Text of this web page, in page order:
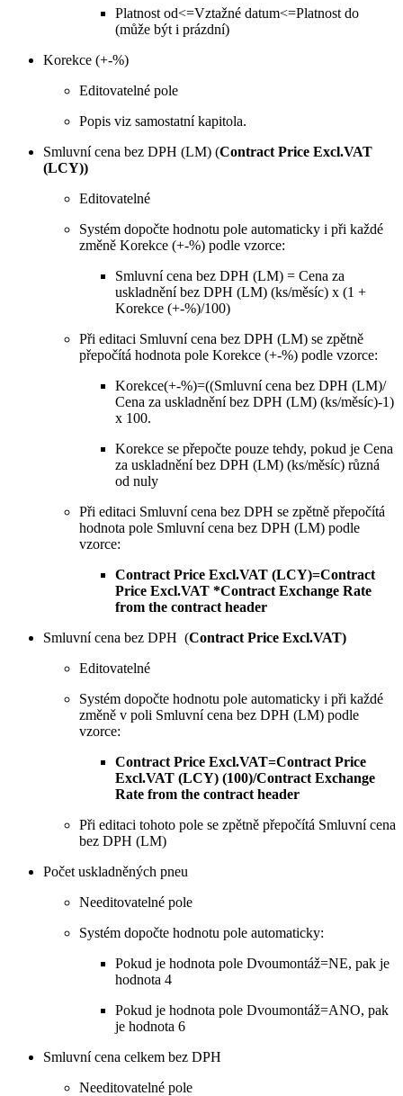
Platnost od<=Vztažné datum<=Platnost do
(může být i prázdní)
Korekce (+-%)
Editovatelné pole
Popis viz samostatní kapitola.
Smluvní cena bez DPH (LM) (Contract Price Excl.VAT
(LCY))
Editovatelné
Systém dopočte hodnotu pole automaticky i při každé
změně Korekce (+-%) podle vzorce:
Smluvní cena bez DPH (LM) = Cena za
uskladnění bez DPH (LM) (ks/měsíc) x (1 +
Korekce (+-%)/100)
Při editaci Smluvní cena bez DPH (LM) se zpětně
přepočítá hodnota pole Korekce (+-%) podle vzorce:
Korekce(+-%)=((Smluvní cena bez DPH (LM)/
Cena za uskladnění bez DPH (LM) (ks/měsíc)-1)
x 100.
Korekce se přepočte pouze tehdy, pokud je Cena
za uskladnění bez DPH (LM) (ks/měsíc) různá
od nuly
Při editaci Smluvní cena bez DPH se zpětně přepočítá
hodnota pole Smluvní cena bez DPH (LM) podle
vzorce:
Contract Price Excl.VAT (LCY)=Contract
Price Excl.VAT *Contract Exchange Rate
from the contract header
Smluvní cena bez DPH (Contract Price Excl.VAT)
Editovatelné
Systém dopočte hodnotu pole automaticky i při každé
změně v poli Smluvní cena bez DPH (LM) podle
vzorce:
Contract Price Excl.VAT=Contract Price
Excl.VAT (LCY) (100)/Contract Exchange
Rate from the contract header
Při editaci tohoto pole se zpětně přepočítá Smluvní cena
bez DPH (LM)
Počet uskladněných pneu
Needitovatelné pole
Systém dopočte hodnotu pole automaticky:
Pokud je hodnota pole Dvoumontáž=NE, pak je
hodnota 4
Pokud je hodnota pole Dvoumontáž=ANO, pak
je hodnota 6
Smluvní cena celkem bez DPH
Needitovatelné pole